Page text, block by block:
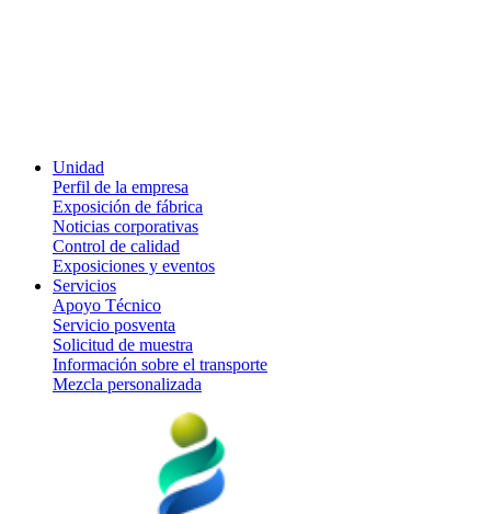
Unidad
Perfil de la empresa
Exposición de fábrica
Noticias corporativas
Control de calidad
Exposiciones y eventos
Servicios
Apoyo Técnico
Servicio posventa
Solicitud de muestra
Información sobre el transporte
Mezcla personalizada